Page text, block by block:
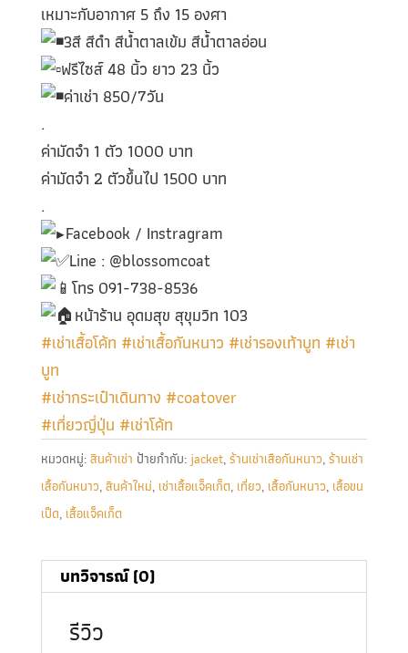
เหมาะกับอากาศ 5 ถึง 15 องศา
3สี สีดำ สีน้ำตาลเข้ม สีน้ำตาลอ่อน
ฟรีไซส์ 48 นิ้ว ยาว 23 นิ้ว
ค่าเช่า 850/7วัน
.
ค่ามัดจำ 1 ตัว 1000 บาท
ค่ามัดจำ 2 ตัวขึ้นไป 1500 บาท
.
Facebook / Instragram
Line : @blossomcoat
โทร 091-738-8536
หน้าร้าน อุดมสุข สุขุมวิท 103
#เช่าเสื้อโค้ท #เช่าเสื้อกันหนาว #เช่ารองเท้าบูท #เช่า
บูท
#เช่ากระเป๋าเดินทาง #coatover
#เที่ยวญี่ปุ่น #เช่าโค้ท
หมวดหมู่:สินค้าเช่า ป้ายกำกับ: jacket,ร้านเช่าเสือกันหนาว,ร้านเช่า
เสื้อกันหนาว,สินค้าใหม่, เช่าเสื้อแจ็คเก็ต, เที่ยว, เสื้อกันหนาว, เสื้อขน
เป็ด, เสื้อแจ็คเก็ต
บทวิจารณ์ (0)
รีวิว